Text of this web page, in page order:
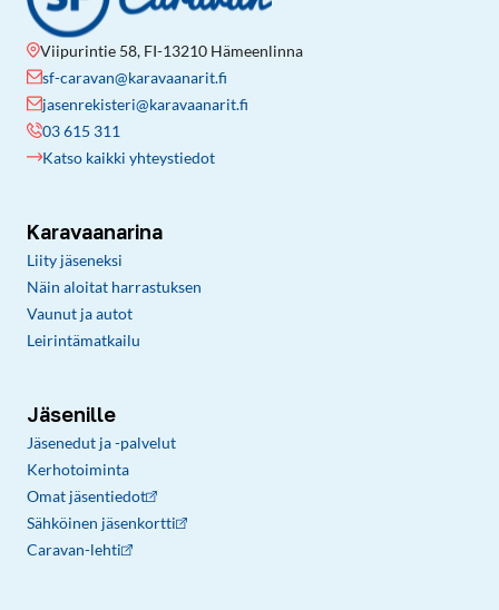
Viipurintie 58, FI-13210 Hämeenlinna
sf-caravan@karavaanarit.fi
jasenrekisteri@karavaanarit.fi
03 615 311
Katso kaikki yhteystiedot
Karavaanarina
Liity jäseneksi
Näin aloitat harrastuksen
Vaunut ja autot
Leirintämatkailu
Jäsenille
Jäsenedut ja -palvelut
Kerhotoiminta
Omat jäsentiedot
Sähköinen jäsenkortti
Caravan-lehti